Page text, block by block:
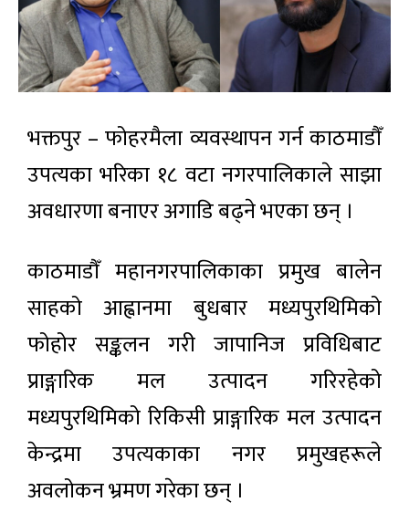
भक्तपुर – फोहरमैला व्यवस्थापन गर्न काठमाडौँ
उपत्यका भरिका १८ वटा नगरपालिकाले साझा
अवधारणा बनाएर अगाडि बढ्ने भएका छन् ।
काठमाडौँ महानगरपालिकाका प्रमुख बालेन
साहको आह्वानमा बुधबार मध्यपुरथिमिको
फोहोर सङ्कलन गरी जापानिज प्रविधिबाट
प्राङ्गारिक मल उत्पादन गरिरहेको
मध्यपुरथिमिको रिकिसी प्राङ्गारिक मल उत्पादन
केन्द्रमा उपत्यकाका नगर प्रमुखहरूले
अवलोकन भ्रमण गरेका छन् ।